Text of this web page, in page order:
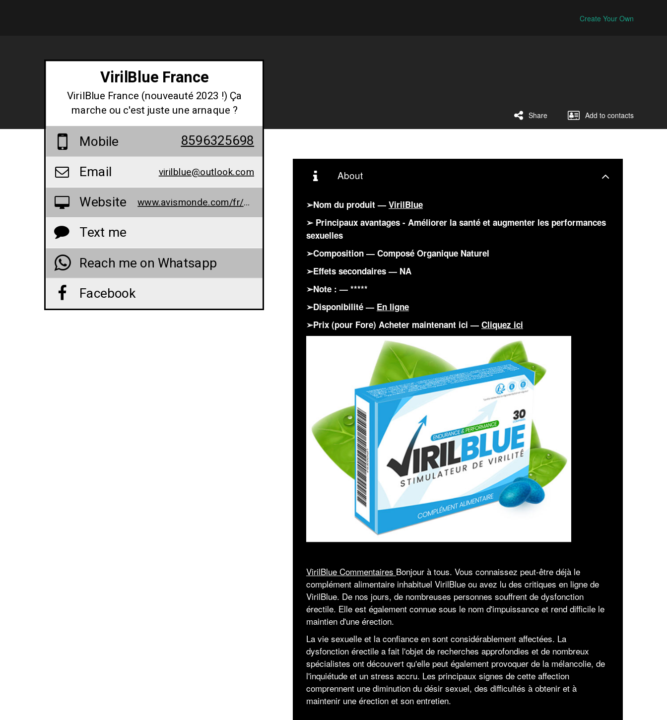
Create Your Own
Add to contacts
Share
VirilBlue France
VirilBlue France (nouveauté 2023 !) Ça
marche ou c'est juste une arnaque ?
Mobile
8596325698
Email
virilblue@outlook.com
Website www.avismonde.com/fr/virilblue-prix/
Text me
Reach me on Whatsapp
Facebook
About
➢Nom du produit — VirilBlue
➢ Principaux avantages - Améliorer la santé et augmenter les performances
sexuelles
➢Composition — Composé Organique Naturel
➢Effets secondaires — NA
➢Note : — *****
➢Disponibilité — En ligne
➢Prix (pour Fore) Acheter maintenant ici — Cliquez ici
VirilBlue Commentaires Bonjour à tous. Vous connaissez peut-être déjà le
complément alimentaire inhabituel VirilBlue ou avez lu des critiques en ligne de
VirilBlue. De nos jours, de nombreuses personnes souffrent de dysfonction
érectile. Elle est également connue sous le nom d'impuissance et rend difficile le
maintien d'une érection.
La vie sexuelle et la confiance en sont considérablement affectées. La
dysfonction érectile a fait l'objet de recherches approfondies et de nombreux
spécialistes ont découvert qu'elle peut également provoquer de la mélancolie, de
l'inquiétude et un stress accru. Les principaux signes de cette affection
comprennent une diminution du désir sexuel, des difficultés à obtenir et à
maintenir une érection et son entretien.